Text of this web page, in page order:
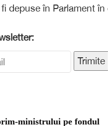
depuse în Parlament
Trimite
ministrului pe fondul